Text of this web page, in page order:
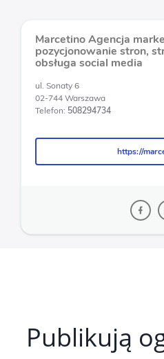
Marcetino Agencja
pozycjonowanie stron,
obsługa social media
ul. Sonaty 6
02-744 Warszawa
Telefon: 508294734
https://
https://
Publikują